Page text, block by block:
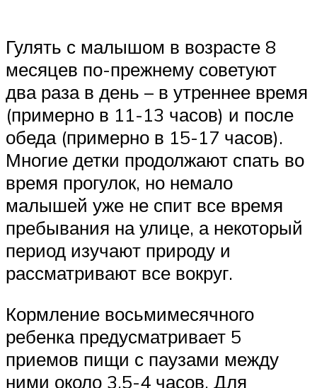
Гулять с малышом в возрасте 8
месяцев по-прежнему советуют
два раза в день – в утреннее время
(примерно в 11-13 часов) и после
обеда (примерно в 15-17 часов).
Многие детки продолжают спать во
время прогулок, но немало
малышей уже не спит все время
пребывания на улице, а некоторый
период изучают природу и
рассматривают все вокруг.
Кормление восьмимесячного
ребенка предусматривает 5
приемов пищи с паузами между
ними около 3,5-4 часов. Для